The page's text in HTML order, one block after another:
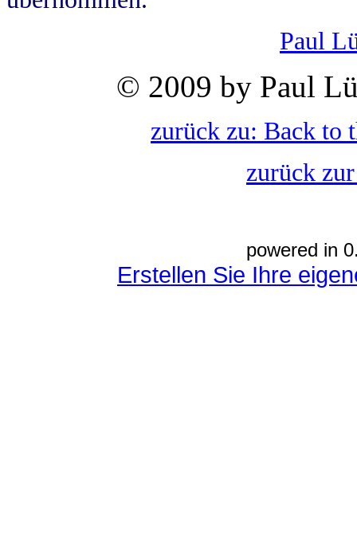
Paul
© 2009 by Paul
zurück zu: Back to
zurück
powered in
Erstellen Sie Ihre